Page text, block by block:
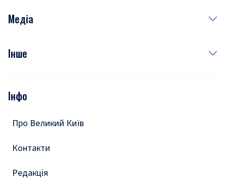
Рецепти
Медіа
Фото
Подкасти
Інше
Тести
Інфо
Про Великий Київ
Контакти
Редакція